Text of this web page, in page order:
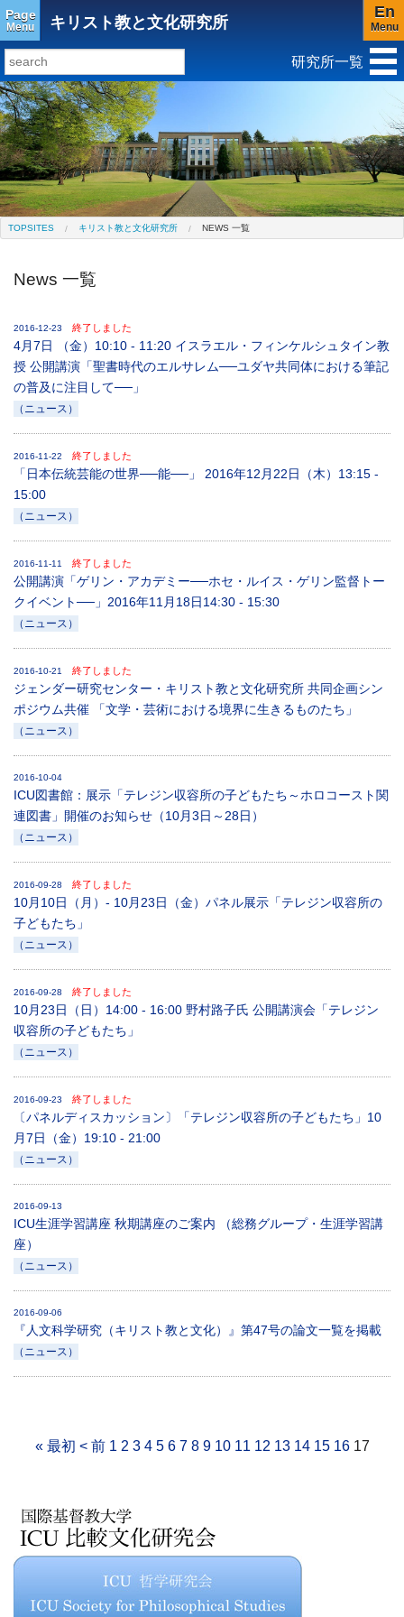
Page
Menu キリスト教と文化研究所
En
Menu
研究所トップ 教育研究所
キリスト教と文化研究所 アジア文化研究所
平和研究所 ジェンダー研究センター
研究所一覧
TOPSITES キリスト教と文化研究所 NEWS 一覧
News 一覧
2016-12-23 終了しました
4月7日 （金）10:10 - 11:20 イスラエル・フィンケルシュタイン教
授 公開講演「聖書時代のエルサレム──ユダヤ共同体における筆記
の普及に注目して──」
（ニュース）
2016-11-22 終了しました
「日本伝統芸能の世界──能──」 2016年12月22日（木）13:15 -
15:00
（ニュース）
2016-11-11 終了しました
公開講演「ゲリン・アカデミー──ホセ・ルイス・ゲリン監督トー
クイベント──」2016年11月18日14:30 - 15:30
（ニュース）
2016-10-21 終了しました
ジェンダー研究センター・キリスト教と文化研究所 共同企画シン
ポジウム共催 「文学・芸術における境界に生きるものたち」
（ニュース）
2016-10-04
ICU図書館：展示「テレジン収容所の子どもたち～ホロコースト関
連図書」開催のお知らせ（10月3日～28日）
（ニュース）
2016-09-28 終了しました
10月10日（月）- 10月23日（金）パネル展示「テレジン収容所の
子どもたち」
（ニュース）
2016-09-28 終了しました
10月23日（日）14:00 - 16:00 野村路子氏 公開講演会「テレジン
収容所の子どもたち」
（ニュース）
2016-09-23 終了しました
〔パネルディスカッション〕「テレジン収容所の子どもたち」10
月7日（金）19:10 - 21:00
（ニュース）
2016-09-13
ICU生涯学習講座 秋期講座のご案内 （総務グループ・生涯学習講
座）
（ニュース）
2016-09-06
『人文科学研究（キリスト教と文化）』第47号の論文一覧を掲載
（ニュース）
« 最初 < 前 1 2 3 4 5 6 7 8 9 10 11 12 13 14 15 1617